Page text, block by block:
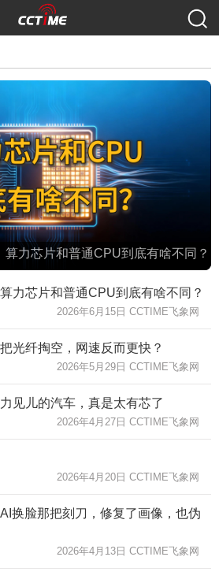
力芯片和普通CPU到底有啥不同？
力芯片和普通CPU到底有啥不同？
2026年6月15日 CCTIME飞象网
光纤掏空，网速反而更快？
2026年5月29日 CCTIME飞象网
见儿的汽车，真是太有芯了
2026年4月27日 CCTIME飞象网
2026年4月20日 CCTIME飞象网
换脸那把刻刀，修复了画像，也伪
2026年4月13日 CCTIME飞象网